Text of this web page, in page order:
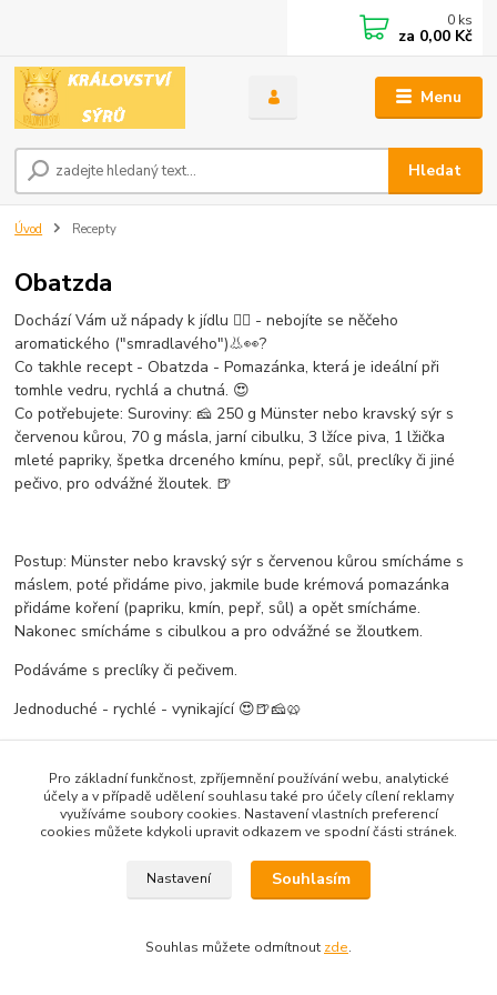
Menu
Hledat
0 ks
za 0,00 Kč
Úvod Recepty
Obatzda
Dochází Vám už nápady k jídlu 🤷‍♀️ - nebojíte se něčeho
aromatického ("smradlavého")👃👀?
Co takhle recept - Obatzda - Pomazánka, která je ideální při
tomhle vedru, rychlá a chutná. 😍
Co potřebujete: Suroviny:🧀 250 g Münster nebo kravský sýr s
červenou kůrou, 70 g másla, jarní cibulku, 3 lžíce piva, 1 lžička
mleté papriky, špetka drceného kmínu, pepř, sůl, preclíky či jiné
pečivo, pro odvážné žloutek. 🍺
Postup: Münster nebo kravský sýr s červenou kůrou smícháme s
máslem, poté přidáme pivo, jakmile bude krémová pomazánka
přidáme koření (papriku, kmín, pepř, sůl) a opět smícháme.
Nakonec smícháme s cibulkou a pro odvážné se žloutkem.
Podáváme s preclíky či pečivem.
Jednoduché - rychlé - vynikající 😍🍺🧀🥨
Podle zákona o evidenci tržeb je prodávající povinen vystavit
kupujícímu účtenku. Zároveň je povinen zaevidovat přijatou tržbu
nejpozději do 48 hodin.
Pro základní funkčnost, zpříjemnění používání webu, analytické
účely a v případě udělení souhlasu také pro účely cílení reklamy
využíváme soubory cookies. Nastavení vlastních preferencí
cookies můžete kdykoli upravit odkazem ve spodní části stránek.
Nastavení Souhlasím
Souhlas můžete odmítnout zde.